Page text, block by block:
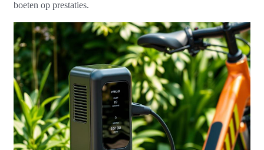
boeten op prestaties.